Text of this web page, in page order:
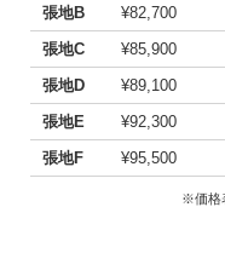
張地B
¥82,700
張地C
¥85,900
張地D
¥89,100
張地E
¥92,300
張地F
¥95,500
※価格